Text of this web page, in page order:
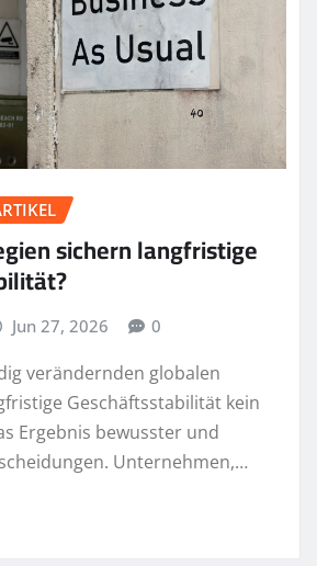
sichern langfristige
Jun 27, 2026 0
verändernden globalen
Geschäftsstabilität kein
Ergebnis bewusster und
Unternehmen,…